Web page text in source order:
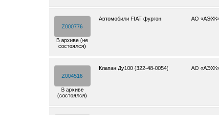
Z000776
В архиве (не
состоялся)
Автомобили FIAT фургон АО
Z004516
В архиве
(состоялся)
Клапан Ду100 (322-48-0054) АО